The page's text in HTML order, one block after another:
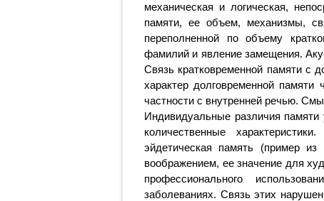
механическая и логическая,
памяти, ее объем, механизмы,
переполненной по объему
фамилий и явление замещения.
Связь кратковременной памяти с
характер долговременной
частности с внутренней речью.
Индивидуальные различия
количественные
эйдетическая память (пример
воображением, ее значение для
профессионального
заболеваниях. Связь этих